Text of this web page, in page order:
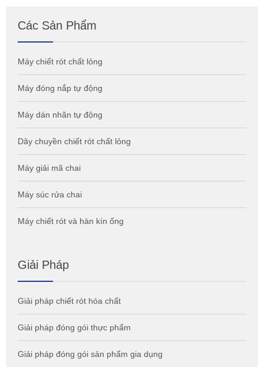
Các Sản Phẩm
Máy chiết rót chất lỏng
Máy đóng nắp tự động
Máy dán nhãn tự động
Dây chuyền chiết rót chất lỏng
Máy giải mã chai
Máy súc rửa chai
Máy chiết rót và hàn kín ống
Giải Pháp
Giải pháp chiết rót hóa chất
Giải pháp đóng gói thực phẩm
Giải pháp đóng gói sản phẩm gia dụng